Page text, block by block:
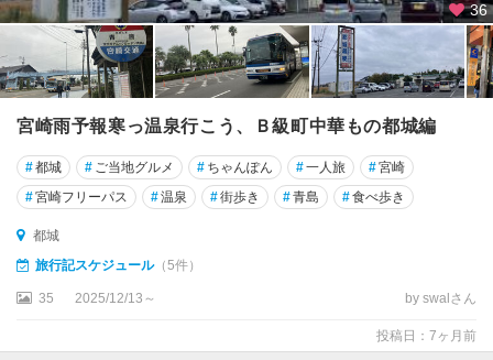
36
宮崎雨予報寒っ温泉行こう、Ｂ級町中華もの都城編
#都城 # ご当地グルメ # ちゃんぽん #一人旅 #宮崎
#宮崎フリーパス #温泉 #街歩き #青島 #食べ歩き
都城
旅行記スケジュール（5件）
35 2025/12/13～ by swalさん
投稿日：7ヶ月前